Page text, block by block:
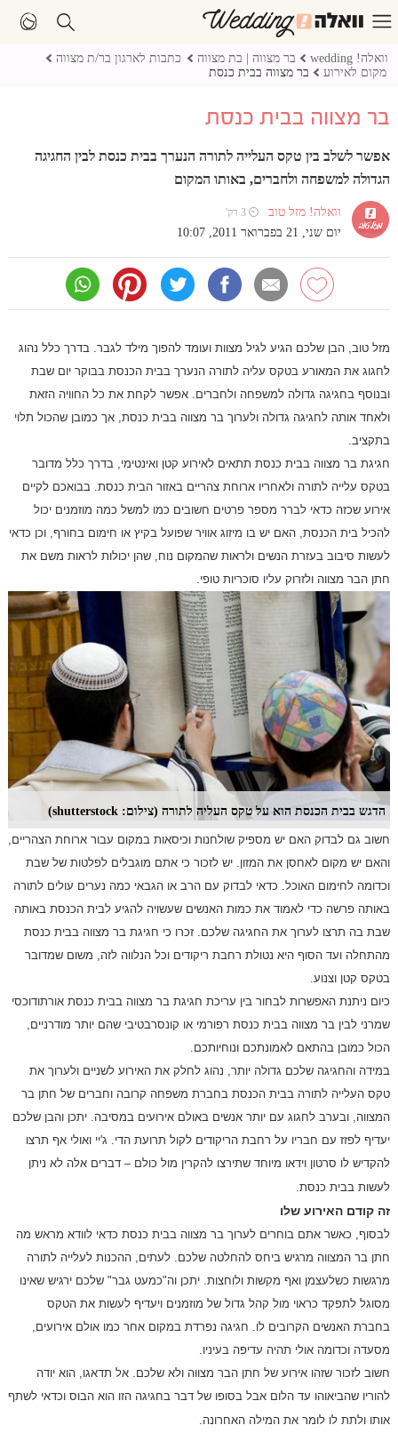
וואלה! wedding בר מצווה | בת מצווה
כתבות לארגון בר/ת מצווה
מקום לאירוע
בר מצווה בבית כנסת
בר מצווה בבית כנסת
אפשר לשלב בין טקס העלייה לתורה הנערך בבית כנסת לבין החגיגה
הגדולה למשפחה ולחברים, באותו המקום
וואלה! מזל טוב ⏲ 3 דק'
יום שני, 21 בפברואר 2011, 10:07
מזל טוב, הבן שלכם הגיע לגיל מצוות ועומד להפוך מילד לגבר. בדרך כלל נהוג
לחגוג את המאורע בטקס עליה לתורה הנערך בבית הכנסת בבוקר יום שבת
ובנוסף בחגיגה גדולה למשפחה ולחברים. אפשר לקחת את כל החוויה הזאת
ולאחד אותה לחגיגה גדולה ולערוך בר מצווה בבית כנסת, אך כמובן שהכול תלוי
בתקציב.
חגיגת בר מצווה בבית כנסת תתאים לאירוע קטן ואינטימי, בדרך כלל מדובר
בטקס עלייה לתורה ולאחריו ארוחת צהריים באזור הבית כנסת. בבואכם לקיים
אירוע שכזה כדאי לברר מספר פרטים חשובים כמו למשל כמה מוזמנים יכול
להכיל בית הכנסת, האם יש בו מיזוג אוויר שפועל בקיץ או חימום בחורף, וכן כדאי
לעשות סיבוב בעזרת הנשים ולראות שהמקום נוח, שהן יכולות לראות משם את
חתן הבר מצווה ולזרוק עליו סוכריות טופי.
הדגש בבית הכנסת הוא על טקס העליה לתורה (צילום: shutterstock)
חשוב גם לבדוק האם יש מספיק שולחנות וכיסאות במקום עבור ארוחת הצהריים,
והאם יש מקום לאחסן את המזון. יש לזכור כי אתם מוגבלים לפלטות של שבת
וכדומה לחימום האוכל. כדאי לבדוק עם הרב או הגבאי כמה נערים עולים לתורה
באותה פרשה כדי לאמוד את כמות האנשים שעשויה להגיע לבית הכנסת באותה
שבת בה תרצו לערוך את החגיגה שלכם. זכרו כי חגיגת בר מצווה בבית כנסת
מהתחלה ועד הסוף היא נטולת רחבת ריקודים וכל הנלווה לזה, משום שמדובר
בטקס קטן וצנוע.
כיום ניתנת האפשרות לבחור בין עריכת חגיגת בר מצווה בבית כנסת אורתודוכסי
שמרני לבין בר מצווה בבית כנסת רפורמי או קונסרבטיבי שהם יותר מודרניים,
הכול כמובן בהתאם לאמונתכם ונוחיותכם.
במידה והחגיגה שלכם גדולה יותר, נהוג לחלק את האירוע לשניים ולערוך את
טקס העלייה לתורה בבית הכנסת בחברת משפחה קרובה וחברים של חתן בר
המצווה, ובערב לחגוג עם יותר אנשים באולם אירועים במסיבה. יתכן והבן שלכם
יעדיף לפזז עם חבריו על רחבת הריקודים לקול תרועת הדי. ג'יי ואולי אף תרצו
להקדיש לו סרטון וידאו מיוחד שתירצו להקרין מול כולם – דברים אלה לא ניתן
לעשות בבית כנסת.
זה קודם האירוע שלו
לבסוף, כאשר אתם בוחרים לערוך בר מצווה בבית כנסת כדאי לוודא מראש מה
חתן בר המצווה מרגיש ביחס להחלטה שלכם. לעתים, ההכנות לעלייה לתורה
מרגשות כשלעצמן ואף מקשות ולוחצות. יתכן וה"כמעט גבר" שלכם ירגיש שאינו
מסוגל לתפקד כראוי מול קהל גדול של מוזמנים ויעדיף לעשות את הטקס
בחברת האנשים הקרובים לו. חגיגה נפרדת במקום אחר כמו אולם אירועים,
מסעדה וכדומה אולי תהיה עדיפה בעיניו.
חשוב לזכור שזהו אירוע של חתן הבר מצווה ולא שלכם. אל תדאגו, הוא יודה
להוריו שהביאוהו עד הלום אבל בסופו של דבר בחגיגה הזו הוא הבוס וכדאי לשתף
אותו ולתת לו לומר את המילה האחרונה.